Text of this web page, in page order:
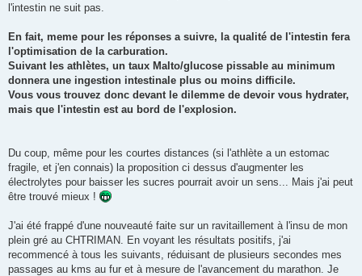
l'intestin ne suit pas.
En fait, meme pour les réponses a suivre, la qualité de l'intestin fera
l'optimisation de la carburation.
Suivant les athlètes, un taux Malto/glucose pissable au minimum
donnera une ingestion intestinale plus ou moins difficile.
Vous vous trouvez donc devant le dilemme de devoir vous hydrater,
mais que l'intestin est au bord de l'explosion.
Du coup, même pour les courtes distances (si l'athlète a un estomac
fragile, et j'en connais) la proposition ci dessus d'augmenter les
électrolytes pour baisser les sucres pourrait avoir un sens... Mais j'ai peut
être trouvé mieux !
J'ai été frappé d'une nouveauté faite sur un ravitaillement à l'insu de mon
plein gré au CHTRIMAN. En voyant les résultats positifs, j'ai
recommencé à tous les suivants, réduisant de plusieurs secondes mes
passages au kms au fur et à mesure de l'avancement du marathon. Je